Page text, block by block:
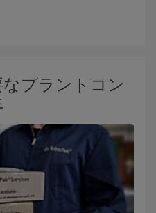
プラントコン